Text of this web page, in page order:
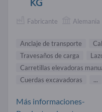
Fabricante Alemania
Anclaje de transporte
Travesaños de carga
Carretillas elevadoras
Cuerdas excavadoras
...
Más informaciones-